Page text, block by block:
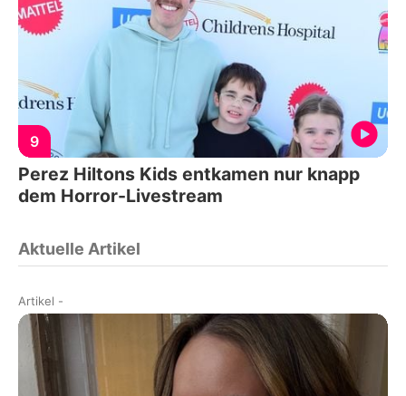
9
Perez Hiltons Kids entkamen nur knapp
dem Horror-Livestream
Aktuelle Artikel
Artikel -